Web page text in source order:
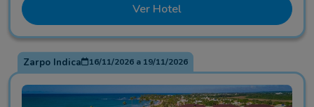
Ver Hotel
Zarpo Indica 16/11/2026a 19/11/2026